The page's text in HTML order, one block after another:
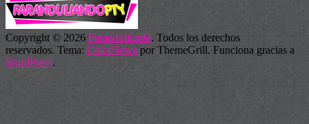
Copyright © 2026 Faranduliando. Todos los derechos
reservados. Tema: ColorNews por ThemeGrill. Funciona gracias a
WordPress.